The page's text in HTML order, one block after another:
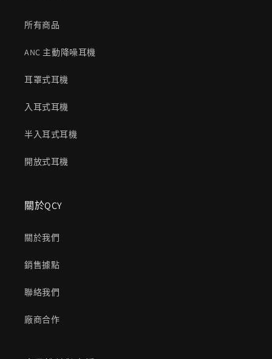
所有商品
ANC 主動降噪耳機
耳罩式耳機
入耳式耳機
半入耳式耳機
開放式耳機
關於QCY
關於我們
銷售據點
聯絡我們
廠商合作